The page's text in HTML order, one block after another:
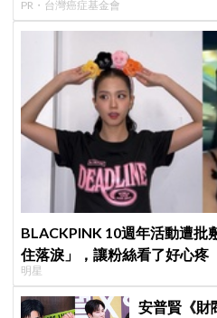
PR・台灣癌症基金會
BLACKPINK 10週年活動遭批
住落淚」，讓粉絲看了好心疼
明星
安普賢《財